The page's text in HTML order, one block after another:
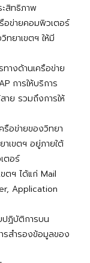
สิทธิภาพ
อข่ายคอมพิวเตอร์
ทยาเขตฯ ให้มี
างด้านเครือข่าย
การให้บริการ
าย รวมถึงการให้
อข่ายของวิทยา
าเขตฯ อยู่ภายใต้
ตอร์
ตฯ ได้แก่ Mail
Application
ปฏิบัติการบน
รสำรองข้อมูลของ